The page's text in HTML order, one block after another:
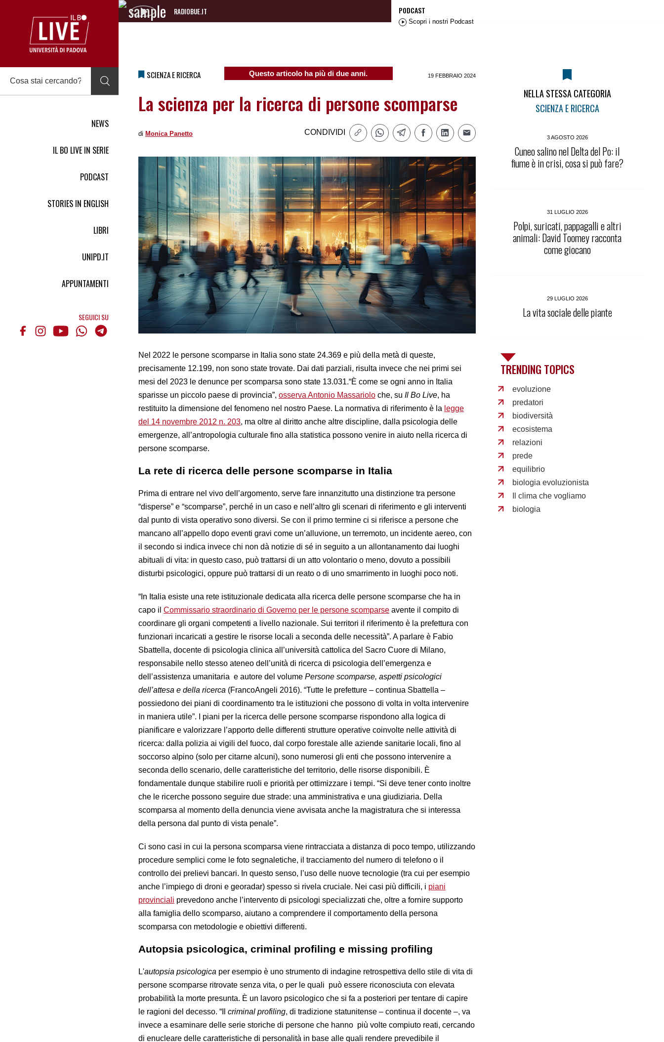
NEWS
IL BO LIVE IN SERIE
PODCAST
STORIES IN ENGLISH
LIBRI
UNIPD.IT
APPUNTAMENTI
SEGUICI SU
RADIOBUE.IT
Audio
PODCAST
Scopri i nostri Podcast
SCIENZA E RICERCA Questo articolo ha più di due anni. 19 FEBBRAIO 2024
La scienza per la ricerca di persone scomparse
di Monica Panetto CONDIVIDI
Nel 2022 le persone scomparse in Italia sono state 24.369 e più della metà di queste,
precisamente 12.199, non sono state trovate. Dai dati parziali, risulta invece che nei primi sei
mesi del 2023 le denunce per scomparsa sono state 13.031.“È come se ogni anno in Italia
sparisse un piccolo paese di provincia”, osserva Antonio Massariolo che, su Il Bo Live, ha
restituito la dimensione del fenomeno nel nostro Paese. La normativa di riferimento è la legge
del 14 novembre 2012 n. 203, ma oltre al diritto anche altre discipline, dalla psicologia delle
emergenze, all’antropologia culturale fino alla statistica possono venire in aiuto nella ricerca di
persone scomparse.
La rete di ricerca delle persone scomparse in Italia
Prima di entrare nel vivo dell’argomento, serve fare innanzitutto una distinzione tra persone
“disperse” e “scomparse”, perché in un caso e nell’altro gli scenari di riferimento e gli interventi
dal punto di vista operativo sono diversi. Se con il primo termine ci si riferisce a persone che
mancano all’appello dopo eventi gravi come un’alluvione, un terremoto, un incidente aereo, con
il secondo si indica invece chi non dà notizie di sé in seguito a un allontanamento dai luoghi
abituali di vita: in questo caso, può trattarsi di un atto volontario o meno, dovuto a possibili
disturbi psicologici, oppure può trattarsi di un reato o di uno smarrimento in luoghi poco noti.
“In Italia esiste una rete istituzionale dedicata alla ricerca delle persone scomparse che ha in
capo il Commissario straordinario di Governo per le persone scomparse avente il compito di
coordinare gli organi competenti a livello nazionale. Sui territori il riferimento è la prefettura con
funzionari incaricati a gestire le risorse locali a seconda delle necessità”. A parlare è Fabio
Sbattella, docente di psicologia clinica all’università cattolica del Sacro Cuore di Milano,
responsabile nello stesso ateneo dell’unità di ricerca di psicologia dell’emergenza e
dell’assistenza umanitaria e autore del volume Persone scomparse, aspetti psicologici
dell’attesa e della ricerca (FrancoAngeli 2016). “Tutte le prefetture – continua Sbattella –
possiedono dei piani di coordinamento tra le istituzioni che possono di volta in volta intervenire
in maniera utile”. I piani per la ricerca delle persone scomparse rispondono alla logica di
pianificare e valorizzare l’apporto delle differenti strutture operative coinvolte nelle attività di
ricerca: dalla polizia ai vigili del fuoco, dal corpo forestale alle aziende sanitarie locali, fino al
soccorso alpino (solo per citarne alcuni), sono numerosi gli enti che possono intervenire a
seconda dello scenario, delle caratteristiche del territorio, delle risorse disponibili. È
fondamentale dunque stabilire ruoli e priorità per ottimizzare i tempi. “Si deve tener conto inoltre
che le ricerche possono seguire due strade: una amministrativa e una giudiziaria. Della
scomparsa al momento della denuncia viene avvisata anche la magistratura che si interessa
della persona dal punto di vista penale”.
Ci sono casi in cui la persona scomparsa viene rintracciata a distanza di poco tempo, utilizzando
procedure semplici come le foto segnaletiche, il tracciamento del numero di telefono o il
controllo dei prelievi bancari. In questo senso, l’uso delle nuove tecnologie (tra cui per esempio
anche l’impiego di droni e georadar) spesso si rivela cruciale. Nei casi più difficili, i piani
provinciali prevedono anche l’intervento di psicologi specializzati che, oltre a fornire supporto
alla famiglia dello scomparso, aiutano a comprendere il comportamento della persona
scomparsa con metodologie e obiettivi differenti.
Autopsia psicologica, criminal profiling e missing profiling
L'autopsia psicologica per esempio è uno strumento di indagine retrospettiva dello stile di vita di
persone scomparse ritrovate senza vita, o per le quali può essere riconosciuta con elevata
probabilità la morte presunta. È un lavoro psicologico che si fa a posteriori per tentare di capire
le ragioni del decesso. “Il
criminal profiling, di tradizione statunitense – continua il docente –, va
invece a esaminare delle serie storiche di persone che hanno più volte compiuto reati, cercando
di enucleare delle caratteristiche di personalità in base alle quali rendere prevedibile il
NELLA STESSA CATEGORIA
SCIENZA E RICERCA
3 AGOSTO 2026
Cuneo salino nel Delta del Po: il
fiume è in crisi, cosa si può fare?
31 LUGLIO 2026
Polpi, suricati, pappagalli e altri
animali: David Toomey racconta
come giocano
29 LUGLIO 2026
La vita sociale delle piante
TRENDING TOPICS
evoluzione
predatori
biodiversità
ecosistema
relazioni
prede
equilibrio
biologia evoluzionista
Il clima che vogliamo
biologia